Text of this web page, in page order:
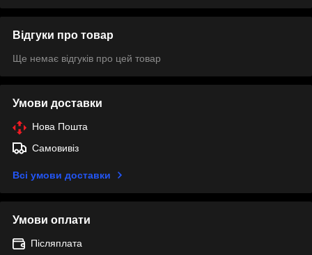
Відгуки про товар
Ще немає відгуків про цей товар
Умови доставки
Нова Пошта
Самовивіз
Всі умови доставки
Умови оплати
Післяплата